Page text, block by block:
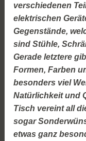
verschiedenen
elektrischen
Gegenstände,
sind Stühle,
Gerade letztere
Formen, Farben
besonders viel
Natürlichkeit und
Tisch vereint all
sogar
etwas ganz